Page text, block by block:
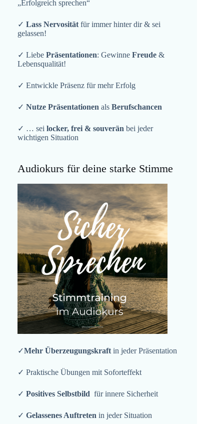
„Erfolgreich sprechen“
✓ Lass Nervositätfür immer hinter dir & sei
gelassen!
✓ Liebe Präsentationen: Gewinne Freude &
Lebensqualität!
✓ Entwickle Präsenz für mehr Erfolg
✓ Nutze Präsentationen als Berufschancen
✓ … sei locker, frei & souverän bei jeder
wichtigen Situation
Audiokurs für deine starke Stimme
✓Mehr Überzeugungskraft in jeder Präsentation
✓ Praktische Übungen mit Soforteffekt
✓ Positives Selbstbild für innere Sicherheit
✓ Gelassenes Auftreten in jeder Situation